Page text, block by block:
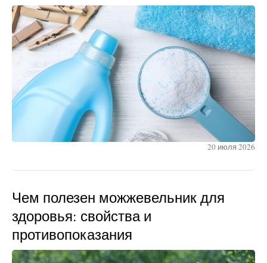
20 июля 2026
Чем полезен можжевельник для
здоровья: свойства и
противопоказания